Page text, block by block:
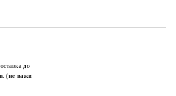
до
(не важи